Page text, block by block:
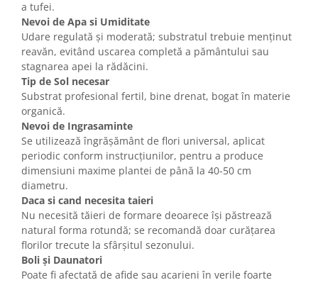
a tufei.
Nevoi de Apa si Umiditate
Udare regulată și moderată; substratul trebuie menținut
reavăn, evitând uscarea completă a pământului sau
stagnarea apei la rădăcini.
Tip de Sol necesar
Substrat profesional fertil, bine drenat, bogat în materie
organică.
Nevoi de Ingrasaminte
Se utilizează îngrășământ de flori universal, aplicat
periodic conform instrucțiunilor, pentru a produce
dimensiuni maxime plantei de până la 40-50 cm
diametru.
Daca si cand necesita taieri
Nu necesită tăieri de formare deoarece își păstrează
natural forma rotundă; se recomandă doar curățarea
florilor trecute la sfârșitul sezonului.
Boli și Daunatori
Poate fi afectată de afide sau acarieni în verile foarte